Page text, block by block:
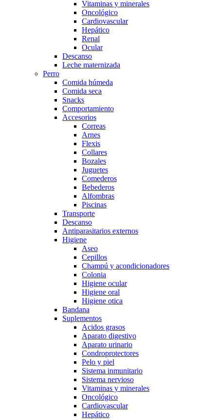
Vitaminas y minerales
Oncológico
Cardiovascular
Hepático
Renal
Ocular
Descanso
Leche maternizada
Perro
Comida húmeda
Comida seca
Snacks
Comportamiento
Accesorios
Correas
Arnes
Flexis
Collares
Bozales
Juguetes
Comederos
Bebederos
Alfombras
Piscinas
Transporte
Descanso
Antiparasitarios externos
Higiene
Aseo
Cepillos
Champú y acondicionadores
Colonia
Higiene ocular
Higiene oral
Higiene otica
Bandana
Suplementos
Acidos grasos
Aparato digestivo
Aparato urinario
Condroprotectores
Pelo y piel
Sistema inmunitario
Sistema nervioso
Vitaminas y minerales
Oncológico
Cardiovascular
Hepático